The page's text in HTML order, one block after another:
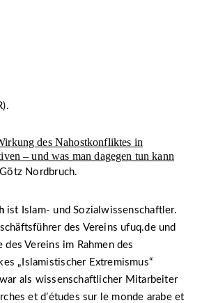
des Nahostkonfliktes in
– und was man dagegen tun kann
Nordbruch.
ist Islam- und Sozialwissenschaftler.
des Vereins ufuq.de und
Vereins im Rahmen des
„Islamistischer Extremismus“
als wissenschaftlicher Mitarbeiter
et d’études sur le monde arabe et